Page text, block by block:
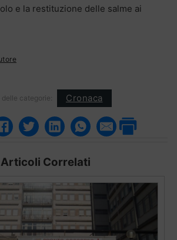
e la restituzione delle salme ai
categorie: Cronaca
Articoli Correlati